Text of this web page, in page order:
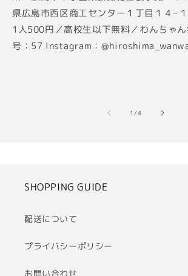
県広島市西区商工センター１丁目１４−
1人500円／高校生以下無料／わんちゃ
号：57 Instagram：
1 /の
4
SHOPPING GUIDE
配送について
プライバシーポリシー
お問い合わせ